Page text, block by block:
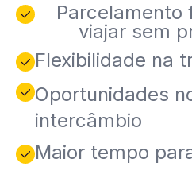
Parcelamento
viajar sem
Flexibilidade na
Oportunidades
intercâmbio
Maior tempo